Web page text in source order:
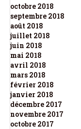
octobre 2018
septembre 2018
août 2018
juillet 2018
juin 2018
mai 2018
avril 2018
mars 2018
février 2018
janvier 2018
décembre 2017
novembre 2017
octobre 2017